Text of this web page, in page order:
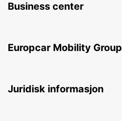
Business center
Europcar Mobility Group
Juridisk informasjon